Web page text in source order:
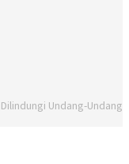
Undang-Undang